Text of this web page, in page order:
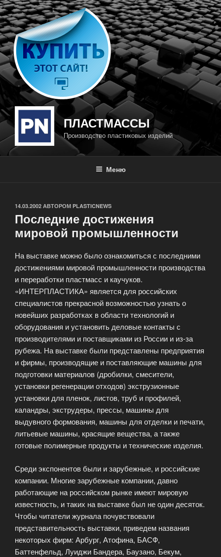
Перейти
к
содержимому
ПЛАСТМАССЫ
Производство пластиковых изделий
Меню
ОПУБЛИКОВАНО
14.03.2002 АВТОРОМ PLASTICNEWS
Последние достижения
мировой промышленности
На выставке можно было ознакомиться с последними
достижениями мировой промышленности производства
и переработки пластмасс и каучуков.
«ИНТЕРПЛАСТИКА» является для российских
специалистов прекрасной возможностью узнать о
новейших разработках в области технологий и
оборудования и установить деловые контакты с
производителями и поставщиками из России и из-за
рубежа. На выставке были представлены предприятия
и фирмы, производящие и поставляющие машины для
подготовки материалов (дробилки, смесители,
установки регенерации отходов) экструзионные
установки для пленок, листов, труб и профилей,
каландры, экструдеры, прессы, машины для
выдувного формования, машины для отделки и печати,
литьевые машины, красящие вещества, а также
готовые полимерные продукты и технические изделия.
Среди экспонентов были и зарубежные, и российские
компании. Многие зарубежные компании, давно
работающие на российском рынке имеют мировую
известность, и таких на выставке был не один десяток.
Чтобы читатели журнала почувствовали
представительность выставки, приведем названия
некоторых фирм: Арбург, Атофина, БАСФ,
Баттенфельд, Луиджи Бандера, Баузано, Бекум,